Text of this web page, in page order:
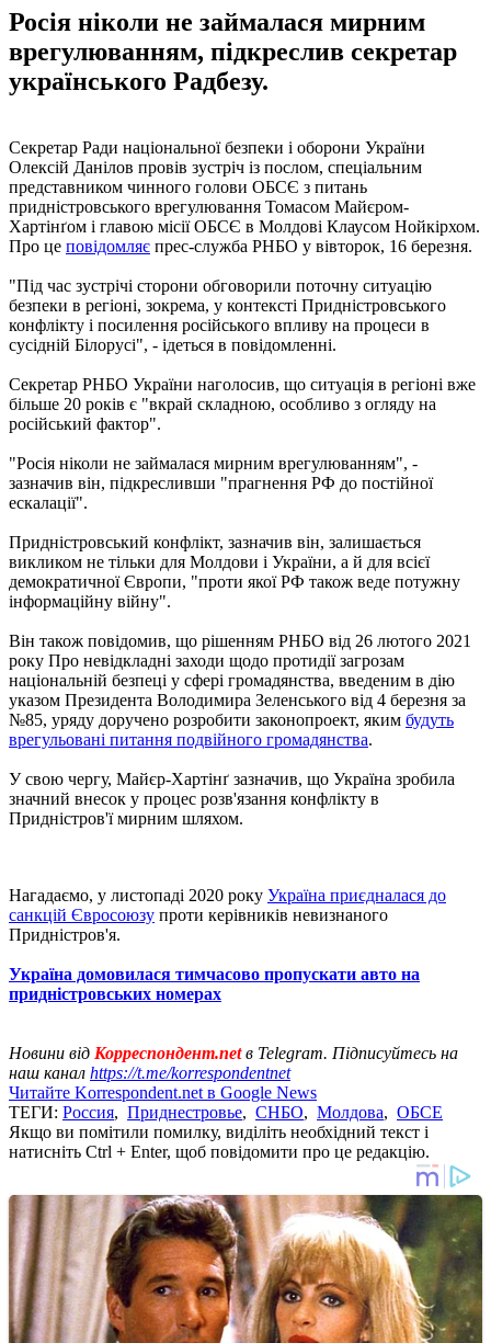
Росія ніколи не займалася мирним
врегулюванням, підкреслив секретар
українського Радбезу.
Секретар Ради національної безпеки і оборони України
Олексій Данілов провів зустріч із послом, спеціальним
представником чинного голови ОБСЄ з питань
придністровського врегулювання Томасом Майєром-
Хартінґом і главою місії ОБСЄ в Молдові Клаусом Нойкірхом.
Про це повідомляє прес-служба РНБО у вівторок, 16 березня.
"Під час зустрічі сторони обговорили поточну ситуацію
безпеки в регіоні, зокрема, у контексті Придністровського
конфлікту і посилення російського впливу на процеси в
сусідній Білорусі", - ідеться в повідомленні.
Секретар РНБО України наголосив, що ситуація в регіоні вже
більше 20 років є "вкрай складною, особливо з огляду на
російський фактор".
"Росія ніколи не займалася мирним врегулюванням", -
зазначив він, підкресливши "прагнення РФ до постійної
ескалації".
Придністровський конфлікт, зазначив він, залишається
викликом не тільки для Молдови і України, а й для всієї
демократичної Європи, "проти якої РФ також веде потужну
інформаційну війну".
Він також повідомив, що рішенням РНБО від 26 лютого 2021
року Про невідкладні заходи щодо протидії загрозам
національній безпеці у сфері громадянства, введеним в дію
указом Президента Володимира Зеленського від 4 березня за
№85, уряду доручено розробити законопроект, яким будуть
врегульовані питання подвійного громадянства.
У свою чергу, Майєр-Хартінґ зазначив, що Україна зробила
значний внесок у процес розв'язання конфлікту в
Придністров'ї мирним шляхом.
Нагадаємо, у листопаді 2020 року Україна приєдналася до
санкцій Євросоюзу проти керівників невизнаного
Придністров'я.
Україна домовилася тимчасово пропускати авто на
придністровських номерах
Новини від Корреспондент.netв Telegram. Підписуйтесь на
наш канал https://t.me/korrespondentnet
Читайте Korrespondent.net в Google News
ТЕГИ: Россия, Приднестровье, СНБО, Молдова, ОБСЕ
Якщо ви помітили помилку, виділіть необхідний текст і
натисніть Ctrl + Enter, щоб повідомити про це редакцію.